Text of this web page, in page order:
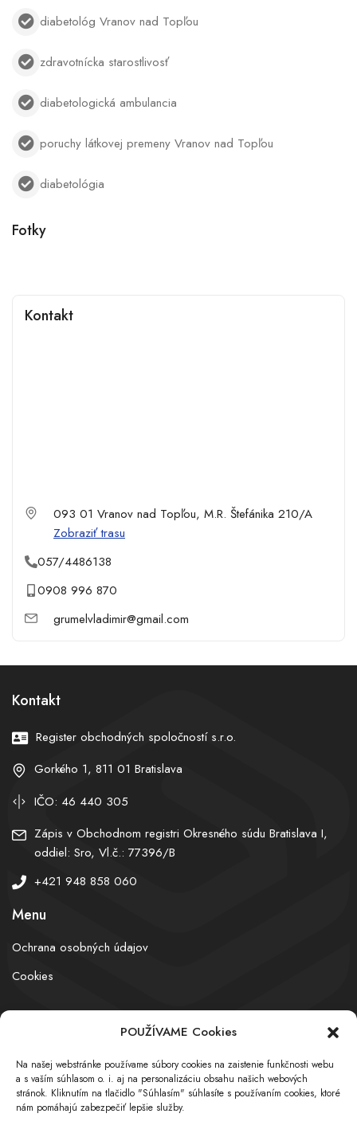
POUŽÍVAME Cookies
Na našej webstránke používame súbory cookies na zaistenie funkčnosti webu
a s vaším súhlasom o. i. aj na personalizáciu obsahu našich webových
stránok. Kliknutím na tlačidlo "Súhlasím" súhlasíte s používaním cookies, ktoré
nám pomáhajú zabezpečiť lepšie služby.
diabetológ Vranov nad Topľou
zdravotnícka starostlivosť
diabetologická ambulancia
poruchy látkovej premeny Vranov nad Topľou
diabetológia
Fotky
Kontakt
093 01 Vranov nad Topľou, M.R. Štefánika 210/A
Zobraziť trasu
057/4486138
0908 996 870
grumelvladimir@gmail.com
Kontakt
Register obchodných spoločností s.r.o.
Gorkého 1, 811 01 Bratislava
IČO: 46 440 305
Zápis v Obchodnom registri Okresného súdu Bratislava I,
oddiel: Sro, Vl.č.: 77396/B
+421 948 858 060
Menu
Ochrana osobných údajov
Cookies